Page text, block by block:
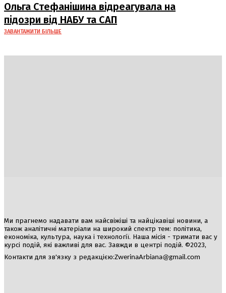
Ольга Стефанішина відреагувала на
підозри від НАБУ та САП
ЗАВАНТАЖИТИ БІЛЬШЕ
Ми прагнемо надавати вам найсвіжіші та найцікавіші новини, а
також аналітичні матеріали на широкий спектр тем: політика,
економіка, культура, наука і технології. Наша місія - тримати вас у
курсі подій, які важливі для вас. Завжди в центрі подій. ©2023,
Контакти для зв'язку з редакцією:ZwerinaArbiana@gmail.com